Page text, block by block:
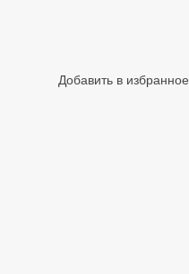
Добавить в избранное